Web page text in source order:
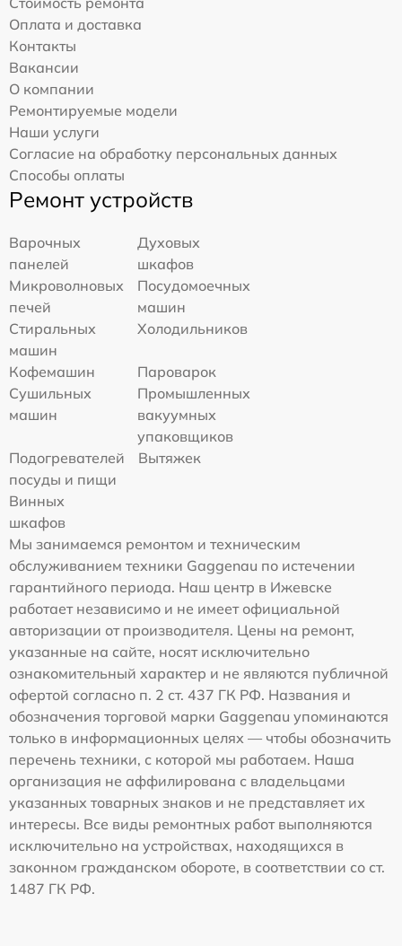
Оплата и доставка
Контакты
Вакансии
О компании
Ремонтируемые модели
Наши услуги
Согласие на обработку персональных данных
Способы оплаты
Ремонт устройств
Варочных
панелей
Духовых
шкафов
Микроволновых
печей
Посудомоечных
машин
Стиральных
машин
Холодильников
Кофемашин
Пароварок
Сушильных
машин
Промышленных
вакуумных
упаковщиков
Подогревателей
посуды и пищи
Вытяжек
Винных
шкафов
Мы занимаемся ремонтом и техническим
обслуживанием техники Gaggenau по истечении
гарантийного периода. Наш центр в Ижевске
работает независимо и не имеет официальной
авторизации от производителя. Цены на ремонт,
указанные на сайте, носят исключительно
ознакомительный характер и не являются публичной
офертой согласно п. 2 ст. 437 ГК РФ. Названия и
обозначения торговой марки Gaggenau упоминаются
только в информационных целях — чтобы обозначить
перечень техники, с которой мы работаем. Наша
организация не аффилирована с владельцами
указанных товарных знаков и не представляет их
интересы. Все виды ремонтных работ выполняются
исключительно на устройствах, находящихся в
законном гражданском обороте, в соответствии со ст.
1487 ГК РФ.